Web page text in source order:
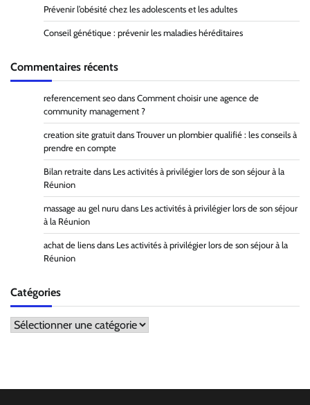
Prévenir l’obésité chez les adolescents et les adultes
Conseil génétique : prévenir les maladies héréditaires
Commentaires récents
referencement seo dans Comment choisir une agence de
community management ?
creation site gratuit dans Trouver un plombier qualifié : les conseils à
prendre en compte
Bilan retraite dans Les activités à privilégier lors de son séjour à la
Réunion
massage au gel nuru dans Les activités à privilégier lors de son séjour
à la Réunion
achat de liens dans Les activités à privilégier lors de son séjour à la
Réunion
Catégories
Catégories